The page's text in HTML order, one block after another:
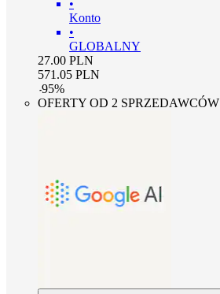
•
Konto
•
GLOBALNY
27.00 PLN
571.05 PLN
-95%
OFERTY OD 2 SPRZEDAWCÓW